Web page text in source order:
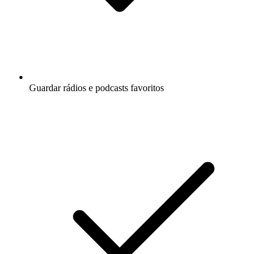
Guardar rádios e podcasts favoritos